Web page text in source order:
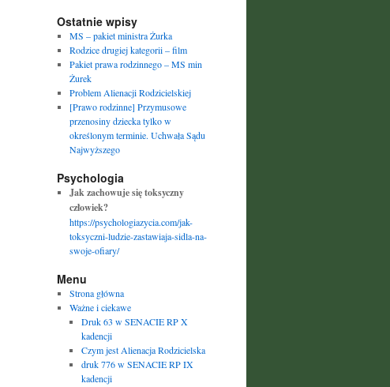
Ostatnie wpisy
MS – pakiet ministra Żurka
Rodzice drugiej kategorii – film
Pakiet prawa rodzinnego – MS min
Żurek
Problem Alienacji Rodzicielskiej
[Prawo rodzinne] Przymusowe
przenosiny dziecka tylko w
określonym terminie. Uchwała Sądu
Najwyższego
Psychologia
Jak zachowuje się toksyczny
człowiek?
https://psychologiazycia.com/jak-
toksyczni-ludzie-zastawiaja-sidla-na-
swoje-ofiary/
Menu
Strona główna
Ważne i ciekawe
Druk 63 w SENACIE RP X
kadencji
Czym jest Alienacja Rodzicielska
druk 776 w SENACIE RP IX
kadencji